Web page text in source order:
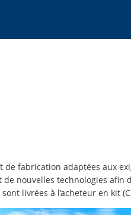
fabrication adaptées aux
nouvelles technologies afin
livrées à l’acheteur en kit